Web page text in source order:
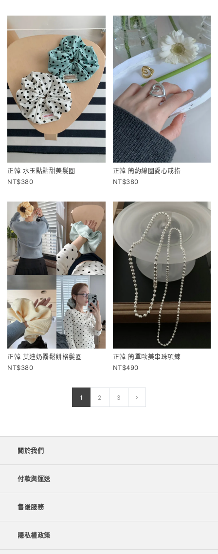
正韓 水玉點點甜美髮圈
380
正韓 簡約線圈愛心戒指
380
正韓 莫迪奶霧鬆餅格髮圈
380
正韓 簡單歐美串珠項鍊
490
1 2 3
關於我們
付款與運送
售後服務
隱私權政策